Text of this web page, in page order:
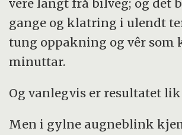
frå første verdskrigen.
Eitt hovudtema vil vere tilhøvet
Lenke: Frozen Pasts
vere langt frå bilveg; og det
gange og klatring i ulendt
tung oppakning og vêr som
minuttar.
Og vanlegvis er resultatet
Men i gylne augneblink